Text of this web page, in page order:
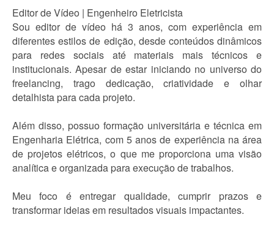
Editor de Vídeo | Engenheiro Eletricista
Sou editor de vídeo há 3 anos, com experiência em
diferentes estilos de edição, desde conteúdos dinâmicos
para redes sociais até materiais mais técnicos e
institucionais. Apesar de estar iniciando no universo do
freelancing, trago dedicação, criatividade e olhar
detalhista para cada projeto.
Além disso, possuo formação universitária e técnica em
Engenharia Elétrica, com 5 anos de experiência na área
de projetos elétricos, o que me proporciona uma visão
analítica e organizada para execução de trabalhos.
Meu foco é entregar qualidade, cumprir prazos e
transformar ideias em resultados visuais impactantes.